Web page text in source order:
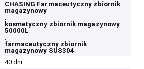
CHASING Farmaceutyczny zbiornik
magazynowy
,
kosmetyczny zbiornik magazynowy
50000L
,
farmaceutyczny zbiornik
magazynowy SUS304
40 dni